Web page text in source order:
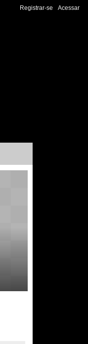
Registrar-se Acessar